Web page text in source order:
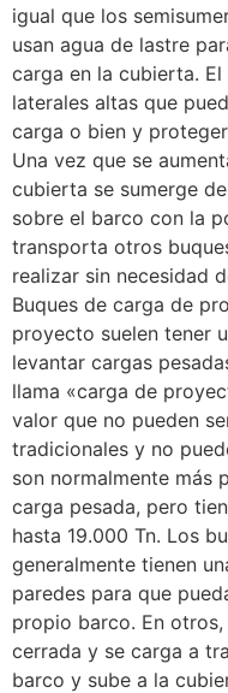
igual que los
usan agua de lastre
carga en la cubierta.
laterales altas que
carga o bien y
Una vez que se
cubierta se sumerge
sobre el barco con la
transporta otros
realizar sin necesidad
Buques de carga de
proyecto suelen tener
levantar cargas
llama «carga de
valor que no pueden
tradicionales y no
son normalmente más
carga pesada, pero
hasta 19.000 Tn. Los
generalmente tienen
paredes para que
propio barco. En
cerrada y se carga a
barco y sube a la